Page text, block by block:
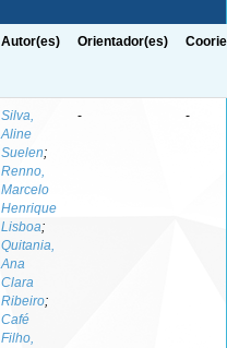
Autor(es) Orientador(es)
Silva,
Aline
Suelen;
Renno,
Marcelo
Henrique
Lisboa;
Quitania,
Ana
Clara
Ribeiro;
Café
Filho,
- -